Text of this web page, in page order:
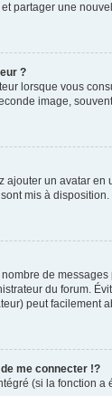
partager une
?
lorsque vous
image,
un avatar
mis à
de
du forum.
peut facilement
me connecter !?
(si la fonction